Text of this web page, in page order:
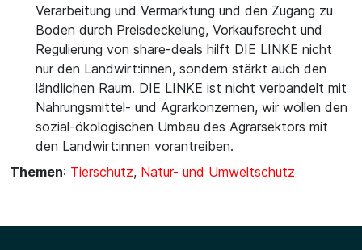
Verarbeitung und Vermarktung und den Zugang zu
Boden durch Preisdeckelung, Vorkaufsrecht und
Regulierung von share-deals hilft DIE LINKE nicht
nur den Landwirt:innen, sondern stärkt auch den
ländlichen Raum. DIE LINKE ist nicht verbandelt mit
Nahrungsmittel- und Agrarkonzernen, wir wollen den
sozial-ökologischen Umbau des Agrarsektors mit
den Landwirt:innen vorantreiben.
Themen: Tierschutz, Natur- und Umweltschutz